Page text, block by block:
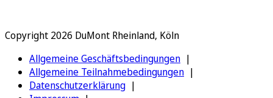
Copyright 2026 DuMont Rheinland, Köln
Allgemeine Geschäftsbedingungen
Allgemeine Teilnahmebedingungen
Datenschutzerklärung